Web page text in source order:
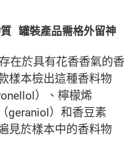
罐裝產品需格外留神
在於具有花香香氣的香
樣本檢出這種香料物
）、檸檬烯
geraniol）和香豆素
見於樣本中的香料物